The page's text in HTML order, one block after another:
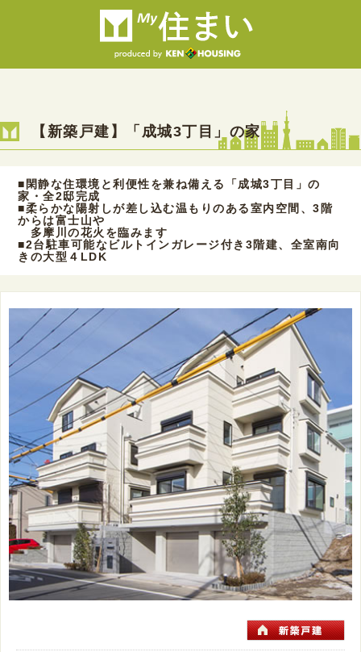
【新築戸建】「成城3丁目」の家
■閑静な住環境と利便性を兼ね備える「成城3丁目」の
家・全2邸完成
■柔らかな陽射しが差し込む温もりのある室内空間、3階
からは富士山や
多摩川の花火を臨みます
■2台駐車可能なビルトインガレージ付き3階建、全室南向
きの大型４LDK